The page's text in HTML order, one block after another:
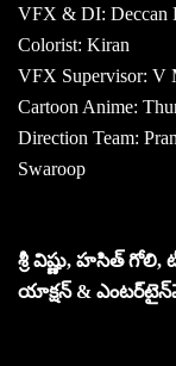
VFX & DI: Deccan
Colorist: Kiran
VFX Supervisor: V
Cartoon Anime:
Direction Team:
Swaroop
శ్రీ విష్ణు, హసిత్
యాక్షన్ &